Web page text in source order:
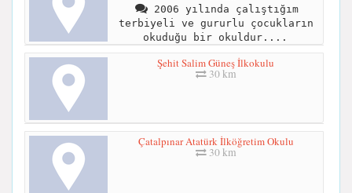
2006 yılında çalıştığım
terbiyeli ve gururlu çocukların
okuduğu bir okuldur....
Şehit Salim Güneş İlkokulu
30 km
Çatalpınar Atatürk İlköğretim Okulu
30 km